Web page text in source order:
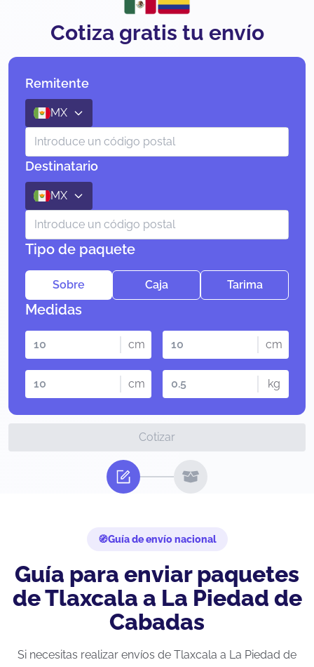
Cotiza gratis tu envío
Remitente
MX
Destinatario
MX
Tipo de paquete
Sobre Caja Tarima
Medidas
cm cm
cm kg
Cotizar
Guía de envío nacional
Guía para enviar paquetes
de Tlaxcala a La Piedad de
Cabadas
Si necesitas realizar envíos de Tlaxcala a La Piedad de